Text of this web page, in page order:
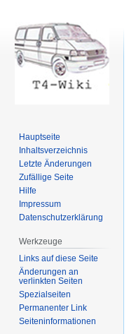
Hauptseite
Inhaltsverzeichnis
Letzte Änderungen
Zufällige Seite
Hilfe
Impressum
Datenschutzerklärung
Werkzeuge
Links auf diese Seite
Änderungen an
verlinkten Seiten
Spezialseiten
Permanenter Link
Seiten­informationen